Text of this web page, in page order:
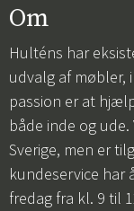
Om
Hulténs har
udvalg af møbler,
passion er at
både inde og
Sverige, men er
kundeservice har
fredag fra kl. 9 til